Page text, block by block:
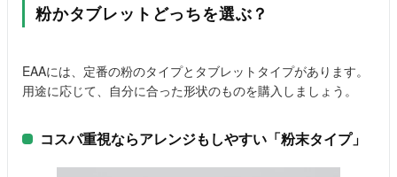
粉かタブレットどっちを選ぶ？
EAAには、定番の粉のタイプとタブレットタイプがあります。
用途に応じて、自分に合った形状のものを購入しましょう。
コスパ重視ならアレンジもしやすい「粉末タイプ」